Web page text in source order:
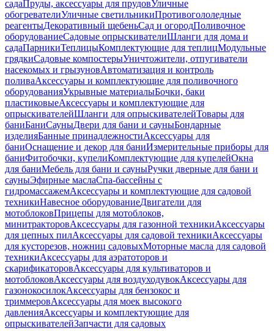
садаПруды, аксессуары для прудовУличные
обогревателиУличные светильникиПротивогололедные
реагентыДекоративный щебеньСад и огородПоливочное
оборудованиеСадовые опрыскивателиШланги для дома и
садаПарникиТеплицыКомплектующие для теплицМодульные
грядкиСадовые компостерыУничтожители, отпугиватели
насекомых и грызуновАвтоматизация и контроль
поливаАксессуары и комплектующие для поливочного
оборудованияУкрывные материалыБочки, баки
пластиковыеАксессуары и комплектующие для
опрыскивателейШланги для опрыскивателейТовары для
баниБаниСауныДвери для бани и сауныБондарные
изделияБанные принадлежностиАксессуары для
баниОснащение и декор для баниИзмерительные приборы для
баниФитобочки, купелиКомплектующие для купелейОкна
для баниМебель для бани и сауныРучки дверные для бани и
сауныЭфирные маслаСпа-бассейны с
гидромассажемАксессуары и комплектующие для садовой
техникиНавесное оборудованиеДвигатели для
мотоблоковПрицепы для мотоблоков,
минитракторовАксессуары для газонной техникиАксессуары
для цепных пилАксессуары для садовой техникиАксессуары
для кусторезов, ножниц садовыхМоторные масла для садовой
техникиАксессуары для аэратоторов и
скарификаторовАксессуары для культиваторов и
мотоблоковАксессуары для воздуходувокАксессуары для
газонокосилокАксессуары для бензокос и
триммеровАксессуары для моек высокого
давленияАксессуары и комплектующие для
опрыскивателейЗапчасти для садовых